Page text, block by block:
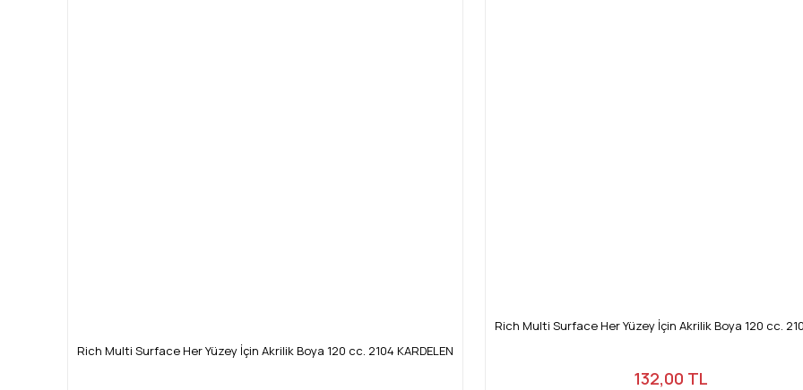
Rich Multi Surface Her Yüzey İçin Akrilik Boya 120 cc. 2104 KARDELEN
Rich Multi Surface Her Yüzey İçin Akrilik Boya 120 cc.
132,00 TL